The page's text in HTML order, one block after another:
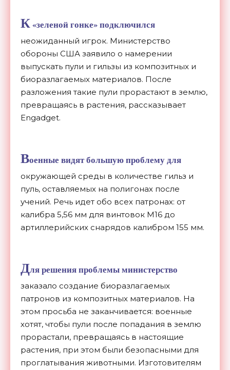
К«зеленой гонке» подключился
неожиданный игрок. Министерство
обороны США заявило о намерении
выпускать пули и гильзы из композитных и
биоразлагаемых материалов. После
разложения такие пули прорастают в землю,
превращаясь в растения, рассказывает
Engadget.
Военные видят большую проблему для
окружающей среды в количестве гильз и
пуль, оставляемых на полигонах после
учений. Речь идет обо всех патронах: от
калибра 5,56 мм для винтовок M16 до
артиллерийских снарядов калибром 155 мм.
Для решения проблемы министерство
заказало создание биоразлагаемых
патронов из композитных материалов. На
этом просьба не заканчивается: военные
хотят, чтобы пули после попадания в землю
прорастали, превращаясь в настоящие
растения, при этом были безопасными для
проглатывания животными. Изготовителям